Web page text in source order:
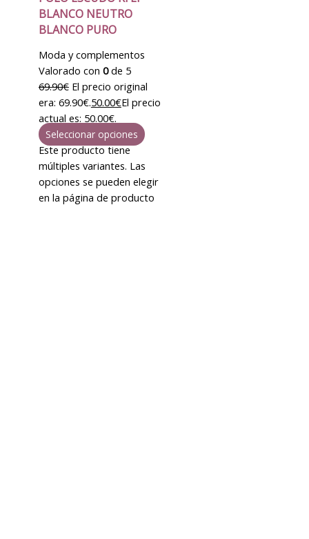
BLANCO NEUTRO
BLANCO PURO
Moda y complementos
Valorado con 0de 5
69.90€ El precio original
era: 69.90€.50.00€El precio
actual es: 50.00€.
Seleccionar opciones
Este producto tiene
múltiples variantes. Las
opciones se pueden elegir
en la página de producto